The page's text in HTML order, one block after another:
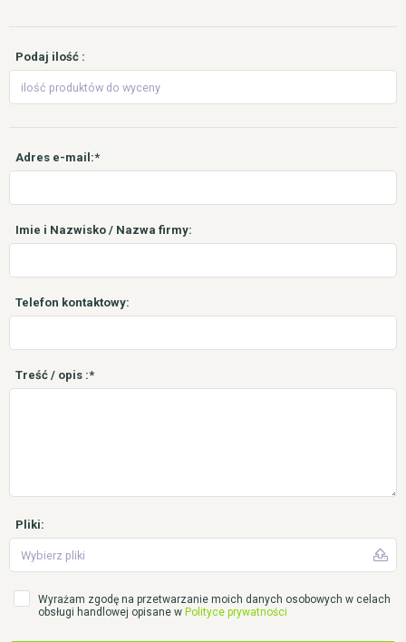
Podaj ilość :
Adres e-mail:*
Imie i Nazwisko / Nazwa firmy:
Telefon kontaktowy:
Treść / opis :*
Pliki:
Wybierz pliki
Wyrażam zgodę na przetwarzanie moich danych osobowych w celach
obsługi handlowej opisane w Polityce prywatności